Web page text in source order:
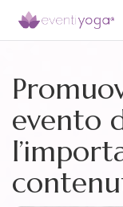
evento